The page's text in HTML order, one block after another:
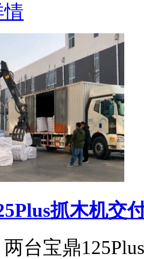
情
抓木机交
台宝鼎